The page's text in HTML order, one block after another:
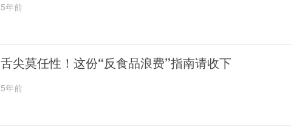
5年前
舌尖莫任性！这份“反食品浪费”指南请收下
5年前